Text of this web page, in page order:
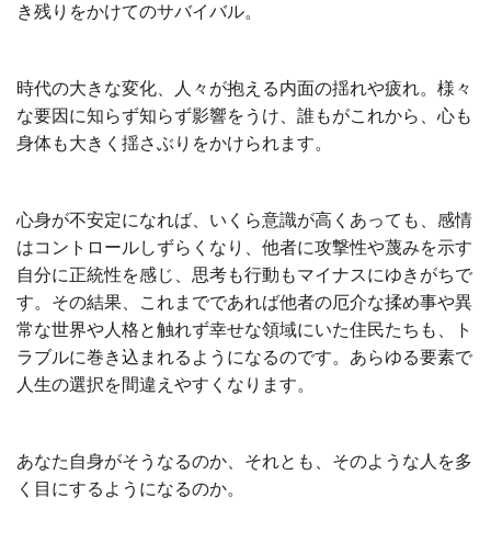
き残りをかけてのサバイバル。
時代の大きな変化、人々が抱える内面の揺れや疲れ。様々
な要因に知らず知らず影響をうけ、誰もがこれから、心も
身体も大きく揺さぶりをかけられます。
心身が不安定になれば、いくら意識が高くあっても、感情
はコントロールしずらくなり、他者に攻撃性や蔑みを示す
自分に正統性を感じ、思考も行動もマイナスにゆきがちで
す。その結果、これまでであれば他者の厄介な揉め事や異
常な世界や人格と触れず幸せな領域にいた住民たちも、ト
ラブルに巻き込まれるようになるのです。あらゆる要素で
人生の選択を間違えやすくなります。
あなた自身がそうなるのか、それとも、そのような人を多
く目にするようになるのか。